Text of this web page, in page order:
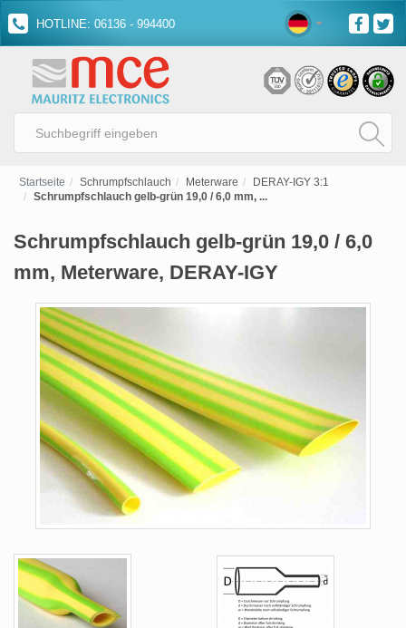
HOTLINE: 06136 - 994400
Startseite Schrumpfschlauch Meterware
DERAY-IGY 3:1
Schrumpfschlauch gelb-grün 19,0 / 6,0 mm, ...
Schrumpfschlauch gelb-grün 19,0 / 6,0
mm, Meterware, DERAY-IGY